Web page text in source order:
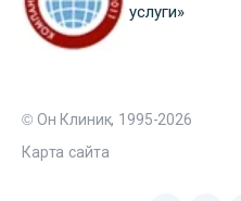
услуги»
© Он Клиник, 1995-2026
Карта сайта